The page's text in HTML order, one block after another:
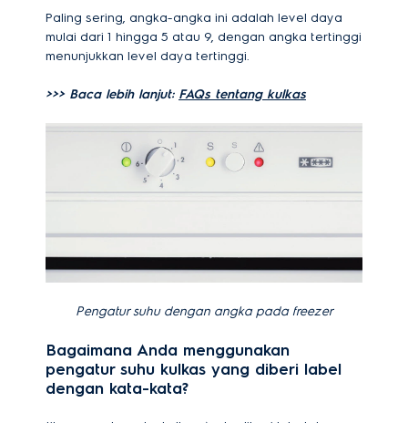
Paling sering, angka-angka ini adalah level daya
mulai dari 1 hingga 5 atau 9, dengan angka tertinggi
menunjukkan level daya tertinggi.
>>> Baca lebih lanjut: FAQs tentang kulkas
Pengatur suhu dengan angka pada freezer
Bagaimana Anda menggunakan
pengatur suhu kulkas yang diberi label
dengan kata-kata?